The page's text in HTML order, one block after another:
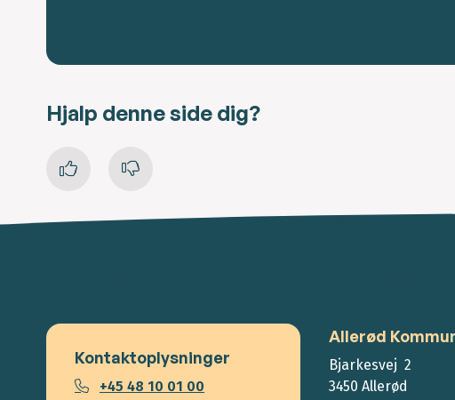
Hjalp denne side dig?
Kontaktoplysninger
+45 48 10 01 00
Allerød
Bjarkesvej 2
3450 Allerød